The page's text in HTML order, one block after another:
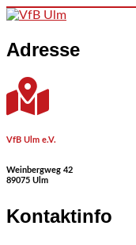
Skip to content
Adresse
VfB Ulm e.V.
Weinbergweg 42
89075 Ulm
Kontaktinfo